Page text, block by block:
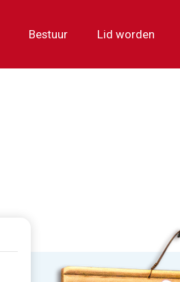
Bestuur Lid worden